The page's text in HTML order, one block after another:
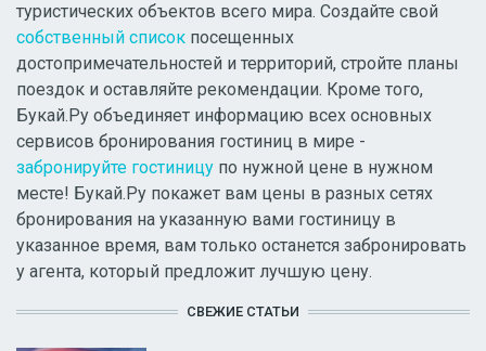
туристических объектов всего мира. Создайте свой
собственный список посещенных
достопримечательностей и территорий, стройте планы
поездок и оставляйте рекомендации. Кроме того,
Букай.Ру объединяет информацию всех основных
сервисов бронирования гостиниц в мире -
забронируйте гостиницу по нужной цене в нужном
месте! Букай.Ру покажет вам цены в разных сетях
бронирования на указанную вами гостиницу в
указанное время, вам только останется забронировать
у агента, который предложит лучшую цену.
СВЕЖИЕ СТАТЬИ